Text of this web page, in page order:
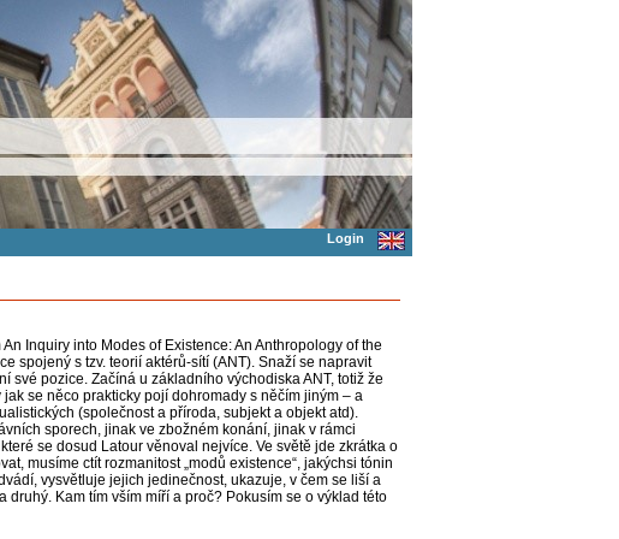
Login
Inquiry into Modes of Existence: An Anthropology of the
spojený s tzv. teorií aktérů-sítí (ANT). Snaží se napravit
své pozice. Začíná u základního východiska ANT, totiž že
se něco prakticky pojí dohromady s něčím jiným – a
(společnost a příroda, subjekt a objekt atd).
sporech, jinak ve zbožném konání, jinak v rámci
se dosud Latour věnoval nejvíce. Ve světě jde zkrátka o
musíme ctít rozmanitost „modů existence“, jakýchsi tónin
vysvětluje jejich jedinečnost, ukazuje, v čem se liší a
Kam tím vším míří a proč? Pokusím se o výklad této